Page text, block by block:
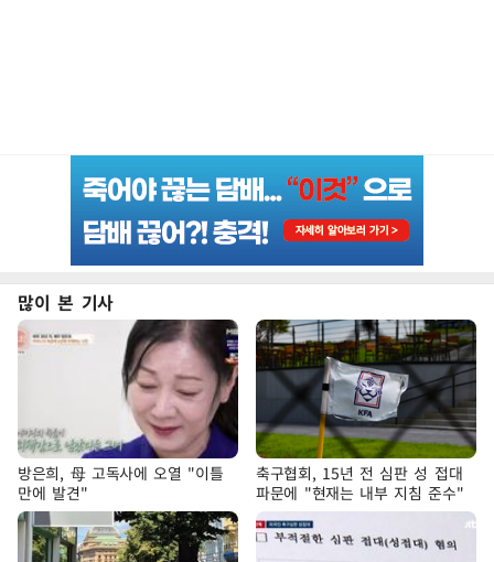
많이 본 기사
방은희, 母 고독사에 오열 "이틀
만에 발견"
축구협회, 15년 전 심판 성 접대
파문에 "현재는 내부 지침 준수"